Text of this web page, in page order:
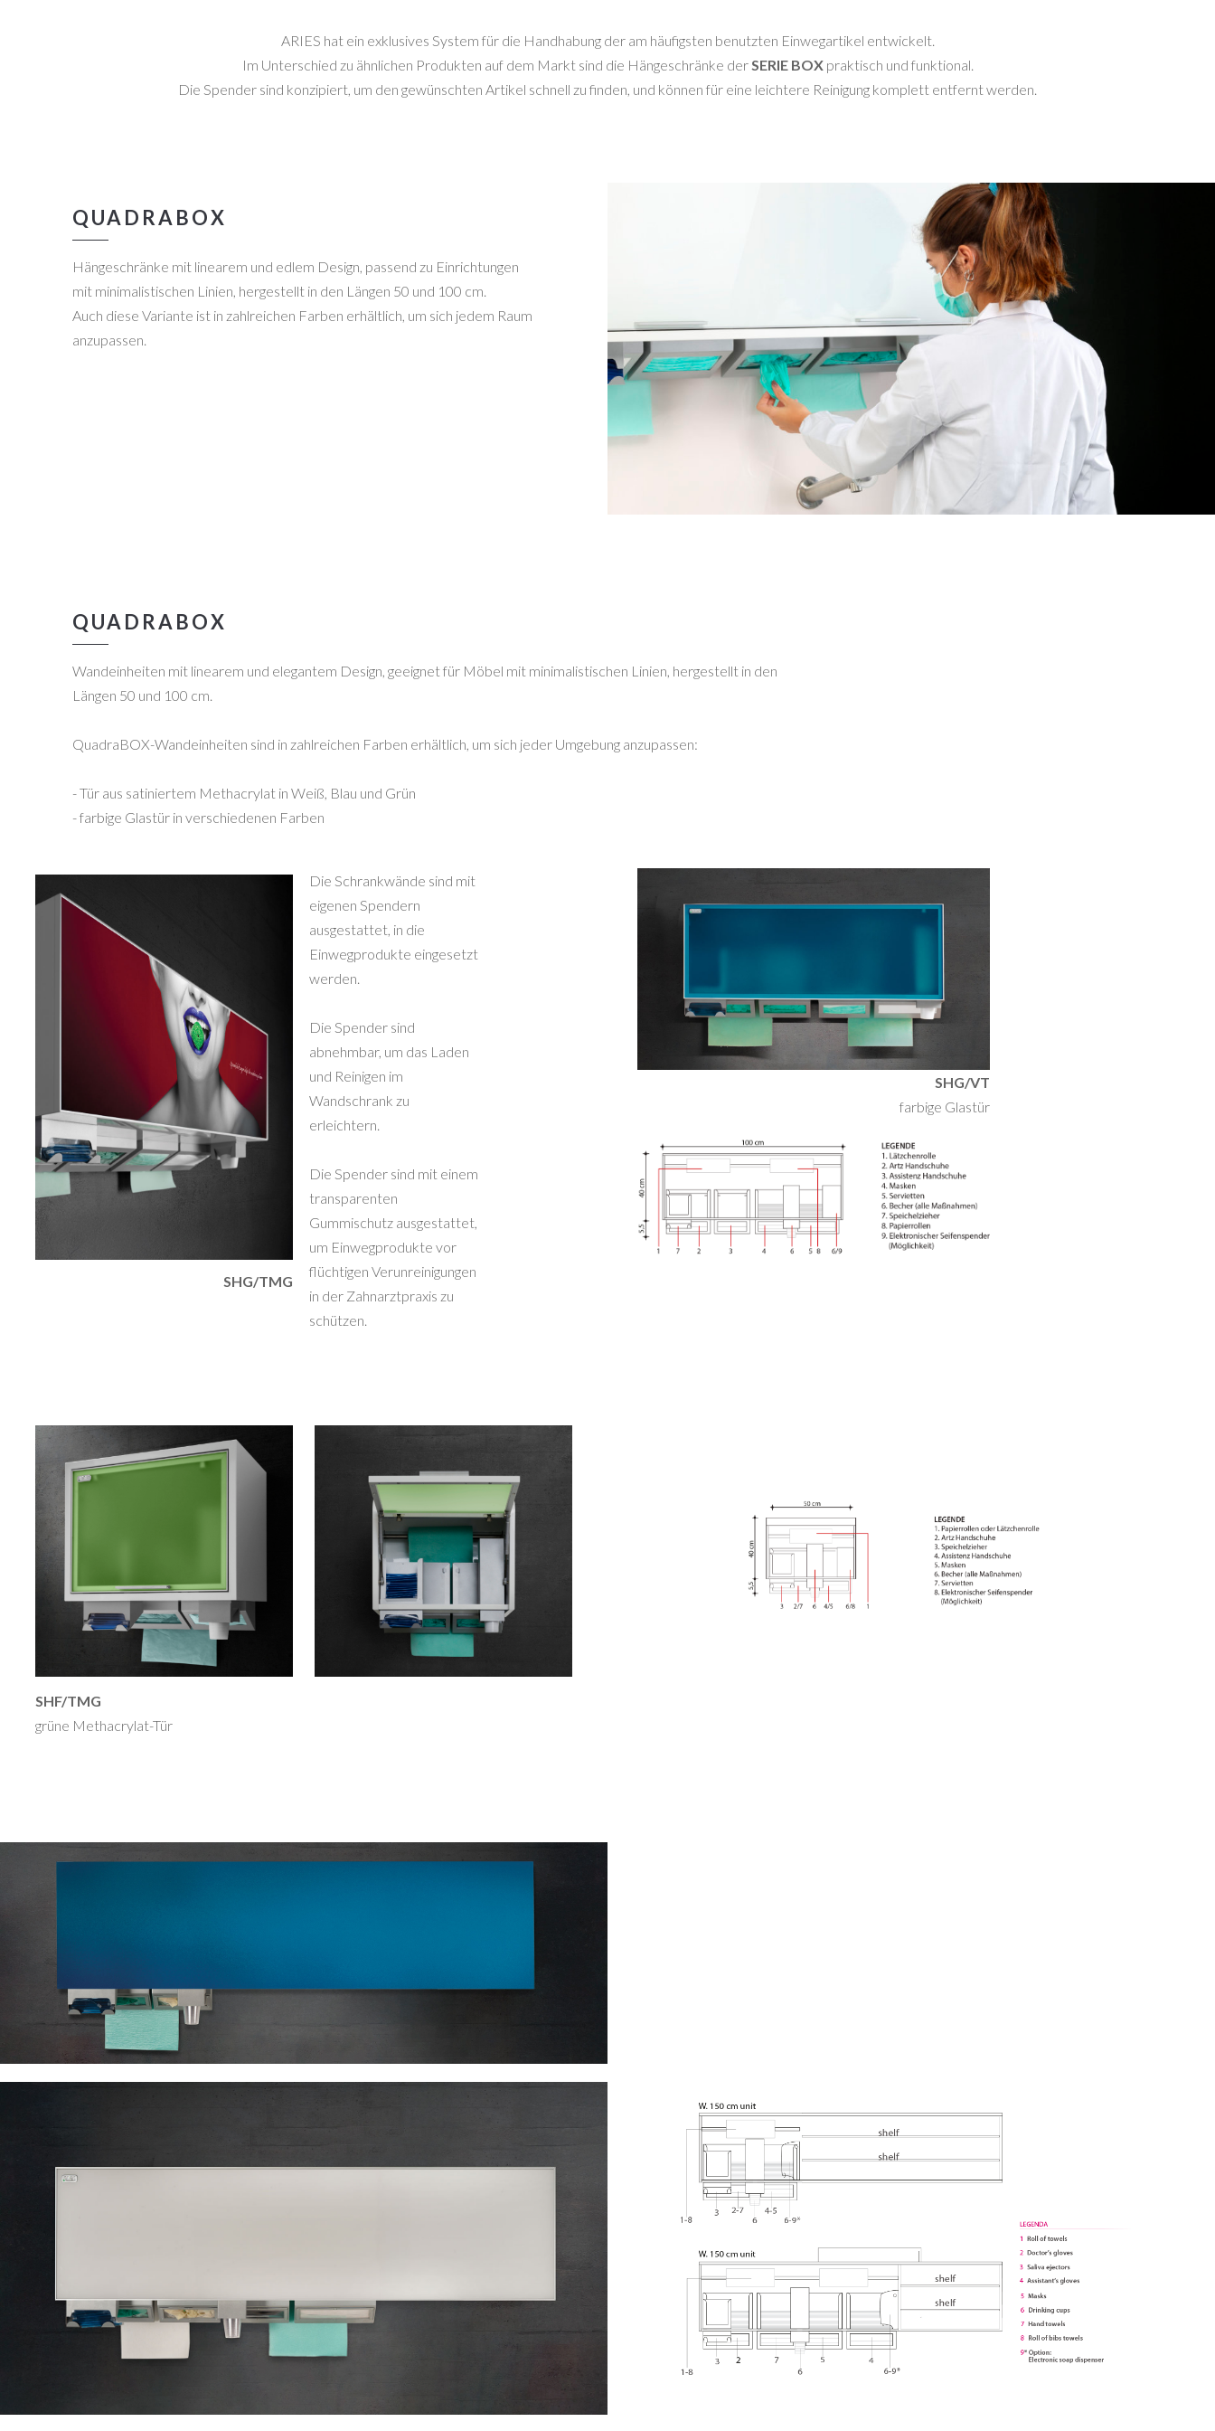
ARIES hat ein exklusives System für die Handhabung der am häufigsten benutzten Einwegartikel entwickelt.
Im Unterschied zu ähnlichen Produkten auf dem Markt sind die Hängeschränke derSERIE BOXpraktisch und funktional.
Die Spender sind konzipiert, um den gewünschten Artikel schnell zu finden, und können für eine leichtere Reinigung komplett entfernt werden.
QUADRABOX
Hängeschränke mit linearem und edlem Design, passend zu Einrichtungen
mit minimalistischen Linien, hergestellt in den Längen 50 und 100 cm.
Auch diese Variante ist in zahlreichen Farben erhältlich, um sich jedem Raum
anzupassen.
QUADRABOX
Wandeinheiten mit linearem und elegantem Design, geeignet für Möbel mit minimalistischen Linien, hergestellt in den
Längen 50 und 100 cm.
QuadraBOX-Wandeinheiten sind in zahlreichen Farben erhältlich, um sich jeder Umgebung anzupassen:
- Tür aus satiniertem Methacrylat in Weiß, Blau und Grün
- farbige Glastür in verschiedenen Farben
SHG/TMG
Die Schrankwände sind mit
eigenen Spendern
ausgestattet, in die
Einwegprodukte eingesetzt
werden.
Die Spender sind
abnehmbar, um das Laden
und Reinigen im
Wandschrank zu
erleichtern.
Die Spender sind mit einem
transparenten
Gummischutz ausgestattet,
um Einwegprodukte vor
flüchtigen Verunreinigungen
in der Zahnarztpraxis zu
schützen.
SHG/VT
farbige Glastür
SHF/TMG
grüne Methacrylat-Tür